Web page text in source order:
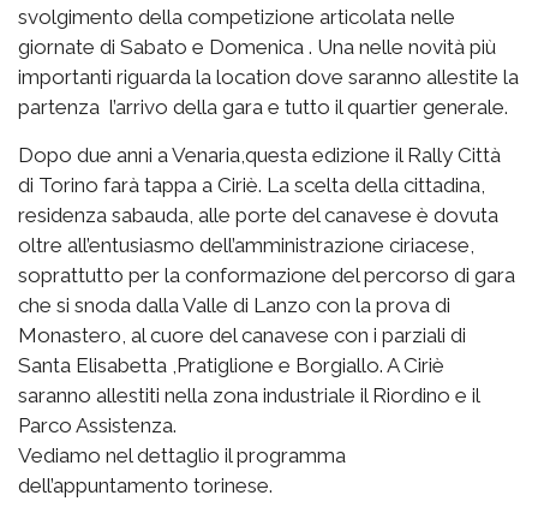
svolgimento della competizione articolata nelle
giornate di Sabato e Domenica . Una nelle novità più
importanti riguarda la location dove saranno allestite la
partenza l’arrivo della gara e tutto il quartier generale.
Dopo due anni a Venaria,questa edizione il Rally Città
di Torino farà tappa a Ciriè. La scelta della cittadina,
residenza sabauda, alle porte del canavese è dovuta
oltre all’entusiasmo dell’amministrazione ciriacese,
soprattutto per la conformazione del percorso di gara
che si snoda dalla Valle di Lanzo con la prova di
Monastero, al cuore del canavese con i parziali di
Santa Elisabetta ,Pratiglione e Borgiallo. A Ciriè
saranno allestiti nella zona industriale il Riordino e il
Parco Assistenza.
Vediamo nel dettaglio il programma
dell’appuntamento torinese.